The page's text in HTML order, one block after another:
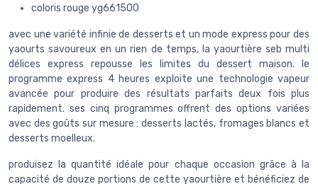
coloris rouge yg661500
avec une variété infinie de desserts et un mode express pour des
yaourts savoureux en un rien de temps, la yaourtière seb multi
délices express repousse les limites du dessert maison. le
programme express 4 heures exploite une technologie vapeur
avancée pour produire des résultats parfaits deux fois plus
rapidement. ses cinq programmes offrent des options variées
avec des goûts sur mesure : desserts lactés, fromages blancs et
desserts moelleux.
produisez la quantité idéale pour chaque occasion grâce à la
capacité de douze portions de cette yaourtière et bénéficiez de